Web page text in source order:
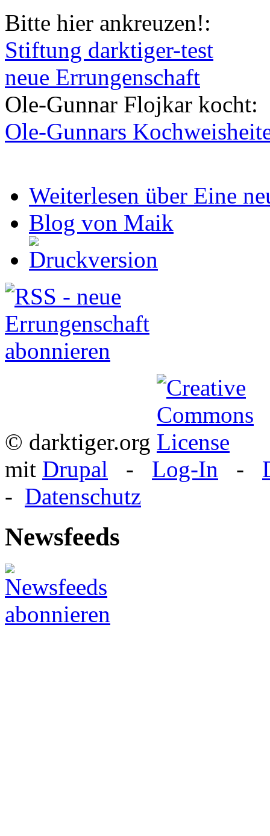
Bitte hier ankreuzen!:
Stiftung darktiger-test
neue Errungenschaft
Ole-Gunnar Flojkar kocht:
Ole-Gunnars
Weiterlesen über Eine
Blog von Maik
© darktiger.org
mit Drupal - Log-In -
- Datenschutz
Newsfeeds